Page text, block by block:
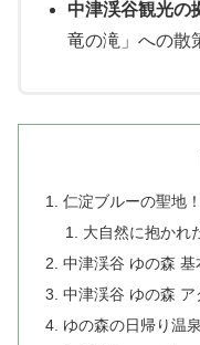
中津渓谷観光の
竜の滝」への散
仁淀ブルーの聖地
大自然に抱かれ
中津渓谷 ゆの森 基
中津渓谷 ゆの森 ア
ゆの森の日帰り温泉